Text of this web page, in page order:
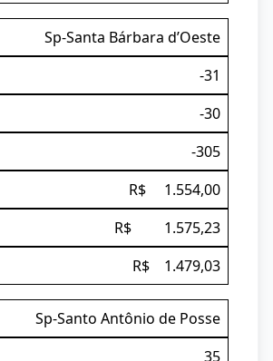
Sp-Santa Bárbara d’Oeste
-31
-30
-305
R$ 1.554,00
R$ 1.575,23
R$ 1.479,03
Sp-Santo Antônio de Posse
35